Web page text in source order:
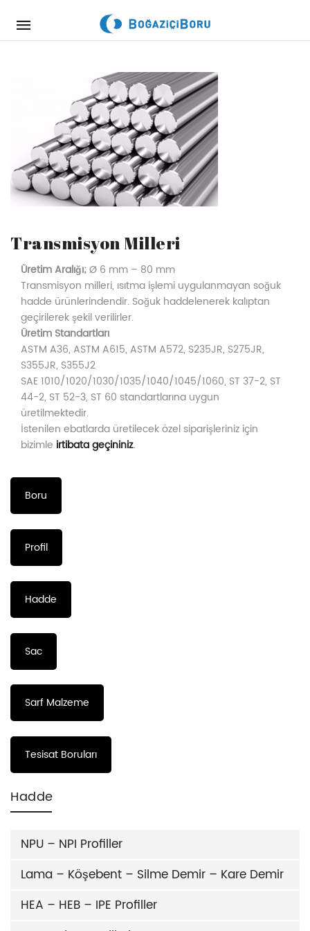
Mobile
Transmisyon Milleri
Üretim Aralığı;Ø 6 mm – 80 mm
Transmisyon milleri, ısıtma işlemi uygulanmayan soğuk
hadde ürünlerindendir. Soğuk haddelenerek kalıptan
geçirilerek şekil verilirler.
Üretim Standartları
ASTM A36, ASTM A615, ASTM A572, S235JR, S275JR,
S355JR, S355J2
SAE 1010/1020/1030/1035/1040/1045/1060, ST 37-2, ST
44-2, ST 52-3, ST 60 standartlarına uygun
üretilmektedir.
İstenilen ebatlarda üretilecek özel siparişleriniz için
bizimle irtibata geçininiz.
Boru
Profil
Hadde
Sac
Sarf Malzeme
Tesisat Boruları
Hadde
NPU – NPI Profiller
Lama – Köşebent – Silme Demir – Kare Demir
HEA – HEB – IPE Profiller